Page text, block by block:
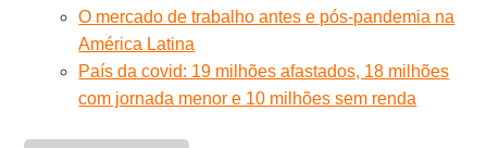
O mercado de trabalho antes e pós-pandemia na
América Latina
País da covid: 19 milhões afastados, 18 milhões
com jornada menor e 10 milhões sem renda